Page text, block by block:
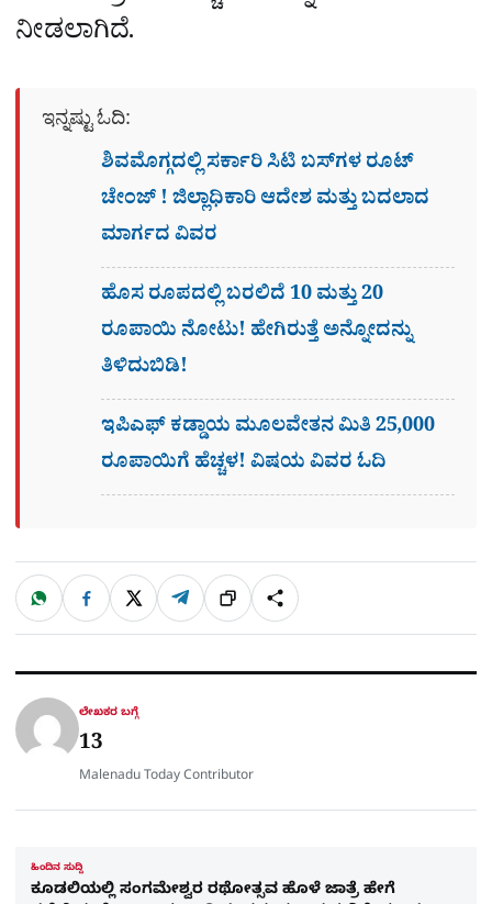
ನೀಡಲಾಗಿದೆ.
ಇನ್ನಷ್ಟು ಓದಿ:
ಶಿವಮೊಗ್ಗದಲ್ಲಿ ಸರ್ಕಾರಿ ಸಿಟಿ ಬಸ್​ಗಳ ರೂಟ್
ಚೇಂಜ್ ! ಜಿಲ್ಲಾಧಿಕಾರಿ ಆದೇಶ ಮತ್ತು ಬದಲಾದ
ಮಾರ್ಗದ ವಿವರ
ಹೊಸ ರೂಪದಲ್ಲಿ ಬರಲಿದೆ 10 ಮತ್ತು 20
ರೂಪಾಯಿ ನೋಟು! ಹೇಗಿರುತ್ತೆ ಅನ್ನೋದನ್ನು
ತಿಳಿದುಬಿಡಿ!
ಇಪಿಎಫ್ ಕಡ್ಡಾಯ ಮೂಲವೇತನ ಮಿತಿ 25,000
ರೂಪಾಯಿಗೆ ಹೆಚ್ಚಳ! ವಿಷಯ ವಿವರ ಓದಿ
ಹಂಚಿಕೊಳ್ಳಿ
W
a
t
p
F
c
e
o
X T
l
e
a
ಲಿಂ
ಕ್
S
h
a
ಲೇಖಕರ ಬಗ್ಗೆ
13
Malenadu Today Contributor
ಹಿಂದಿನ ಸುದ್ದಿ
ಕೂಡಲಿಯಲ್ಲಿ ಸಂಗಮೇಶ್ವರ ರಥೋತ್ಸವ ಹೊಳೆ ಜಾತ್ರೆ ಹೇಗೆ